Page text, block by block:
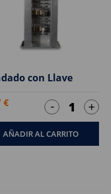
con Llave
€ -
Candado
con
Llave
cantidad
+
AÑADIR AL CARRITO